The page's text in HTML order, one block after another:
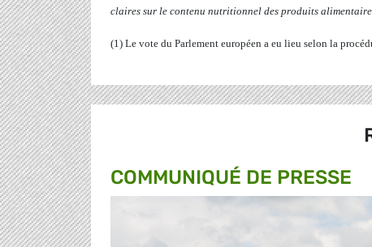
claires sur le contenu nutritionnel des produits
(1) Le vote du Parlement européen a eu lieu selon la
COMMUNIQUÉ DE PRESSE